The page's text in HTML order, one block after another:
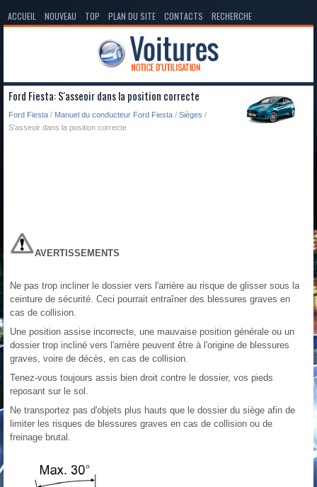
ACCUEIL NOUVEAU TOP PLAN DU SITE CONTACTS RECHERCHE
Ford Fiesta: S'asseoir dans la position correcte
Ford Fiesta / Manuel du conducteur Ford Fiesta / Sièges /
S'asseoir dans la position correcte
AVERTISSEMENTS
Ne pas trop incliner le dossier vers l'arrière au risque de glisser sous la
ceinture de sécurité. Ceci pourrait entraîner des blessures graves en
cas de collision.
Une position assise incorrecte, une mauvaise position générale ou un
dossier trop incliné vers l'arrière peuvent être à l'origine de blessures
graves, voire de décès, en cas de collision.
Tenez-vous toujours assis bien droit contre le dossier, vos pieds
reposant sur le sol.
Ne transportez pas d'objets plus hauts que le dossier du siège afin de
limiter les risques de blessures graves en cas de collision ou de
freinage brutal.